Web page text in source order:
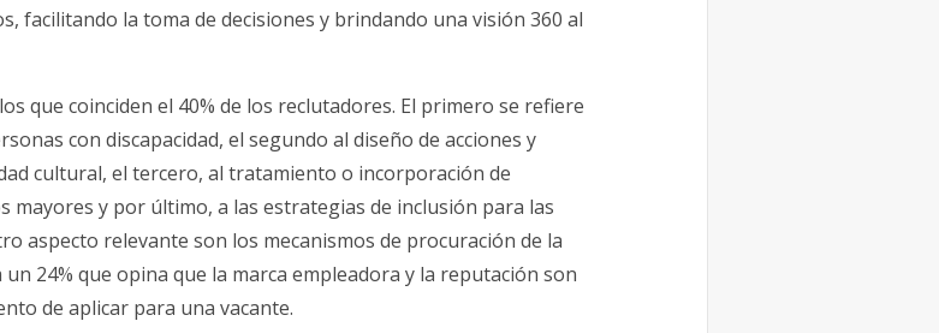
facilitando la toma de decisiones y brindando una visión 360 al
que coinciden el 40% de los reclutadores. El primero se refiere
con discapacidad, el segundo al diseño de acciones y
cultural, el tercero, al tratamiento o incorporación de
mayores y por último, a las estrategias de inclusión para las
aspecto relevante son los mecanismos de procuración de la
24% que opina que la marca empleadora y la reputación son
de aplicar para una vacante.